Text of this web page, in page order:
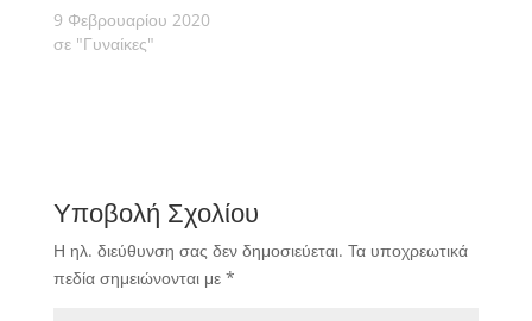
9 Φεβρουαρίου 2020
σε "Γυναίκες"
Υποβολή Σχολίου
Η ηλ. διεύθυνση σας δεν δημοσιεύεται. Τα υποχρεωτικά
πεδία σημειώνονται με *